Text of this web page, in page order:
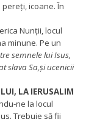
icoane. În
Nunții, locul
minune. Pe un
semnele lui Isus,
slava Sa,și ucenicii
LA IERUSALIM
ne la locul
Trebuie să fii